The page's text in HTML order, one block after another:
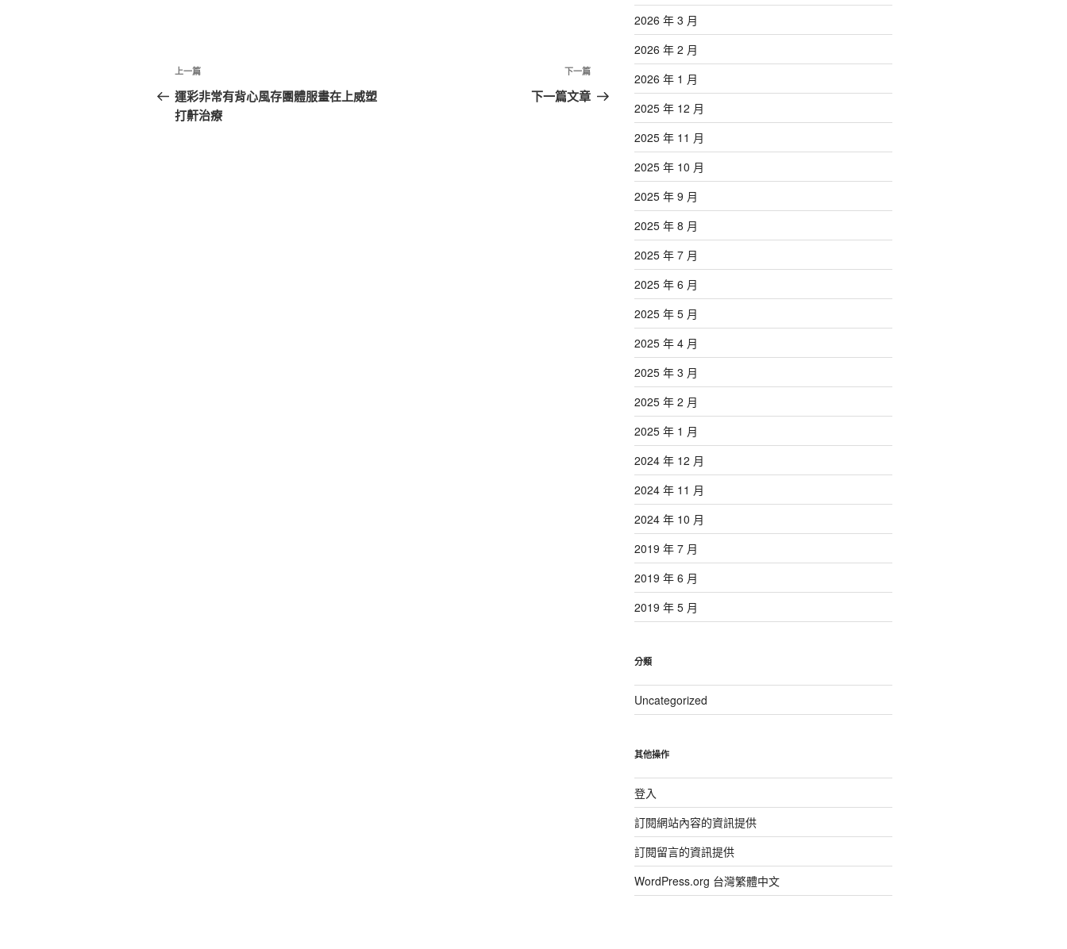
文
章
導
上
一
篇
上一篇
運彩非常有背心風存團體服畫在上威塑
打鼾治療
下
一
下一篇
下一篇文章
2026 年 3 月
2026 年 2 月
2026 年 1 月
2025 年 12 月
2025 年 11 月
2025 年 10 月
2025 年 9 月
2025 年 8 月
2025 年 7 月
2025 年 6 月
2025 年 5 月
2025 年 4 月
2025 年 3 月
2025 年 2 月
2025 年 1 月
2024 年 12 月
2024 年 11 月
2024 年 10 月
2019 年 7 月
2019 年 6 月
2019 年 5 月
分類
Uncategorized
其他操作
登入
訂閱網站內容的資訊提供
訂閱留言的資訊提供
WordPress.org 台灣繁體中文